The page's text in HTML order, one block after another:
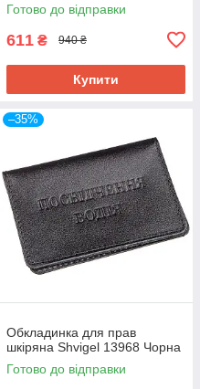
Готово до відправки
611 ₴ 940 ₴
Купити
–35%
Обкладинка для прав
шкіряна Shvigel 13968 Чорна
Готово до відправки